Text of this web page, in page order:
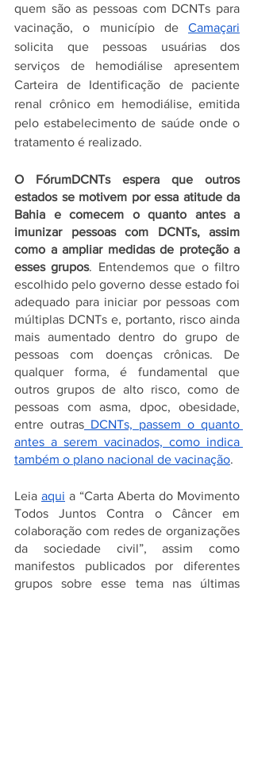
quem são as pessoas com DCNTs para
vacinação, o município de Camaçari
solicita que pessoas usuárias dos
serviços de hemodiálise apresentem
Carteira de Identificação de paciente
renal crônico em hemodiálise, emitida
pelo estabelecimento de saúde onde o
tratamento é realizado.
O FórumDCNTs espera que outros
estados se motivem por essa atitude da
Bahia e comecem o quanto antes a
imunizar pessoas com DCNTs, assim
como a ampliar medidas de proteção a
esses grupos. Entendemos que o filtro
escolhido pelo governo desse estado foi
adequado para iniciar por pessoas com
múltiplas DCNTs e, portanto, risco ainda
mais aumentado dentro do grupo de
pessoas com doenças crônicas. De
qualquer forma, é fundamental que
outros grupos de alto risco, como de
pessoas com asma, dpoc, obesidade,
entre outras DCNTs, passem o quanto
antes a serem vacinados, como indica
também o plano nacional de vacinação.
Leia aqui a “Carta Aberta do Movimento
Todos Juntos Contra o Câncer em
colaboração com redes de organizações
da sociedade civil”, assim como
manifestos publicados por diferentes
grupos sobre esse tema nas últimas